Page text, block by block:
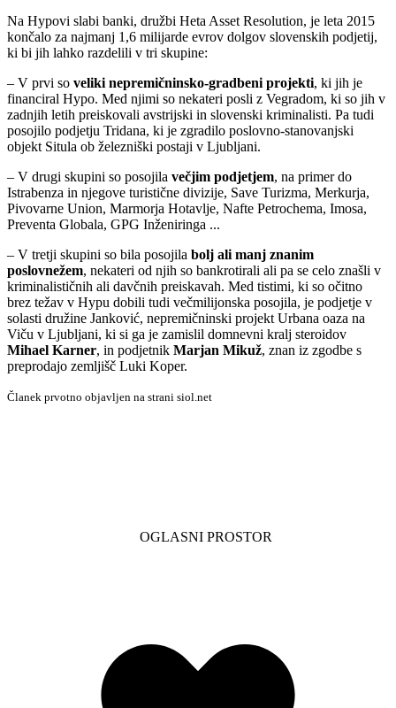
Na Hypovi slabi banki, družbi Heta Asset Resolution, je leta 2015
končalo za najmanj 1,6 milijarde evrov dolgov slovenskih podjetij,
ki bi jih lahko razdelili v tri skupine:
– V prvi so veliki nepremičninsko-gradbeni projekti, ki jih je
financiral Hypo. Med njimi so nekateri posli z Vegradom, ki so jih v
zadnjih letih preiskovali avstrijski in slovenski kriminalisti. Pa tudi
posojilo podjetju Tridana, ki je zgradilo poslovno-stanovanjski
objekt Situla ob železniški postaji v Ljubljani.
– V drugi skupini so posojila večjim podjetjem, na primer do
Istrabenza in njegove turistične divizije, Save Turizma, Merkurja,
Pivovarne Union, Marmorja Hotavlje, Nafte Petrochema, Imosa,
Preventa Globala, GPG Inženiringa ...
– V tretji skupini so bila posojila bolj ali manj znanim
poslovnežem, nekateri od njih so bankrotirali ali pa se celo znašli v
kriminalističnih ali davčnih preiskavah. Med tistimi, ki so očitno
brez težav v Hypu dobili tudi večmilijonska posojila, je podjetje v
solasti družine Janković, nepremičninski projekt Urbana oaza na
Viču v Ljubljani, ki si ga je zamislil domnevni kralj steroidov
Mihael Karner, in podjetnik Marjan Mikuž, znan iz zgodbe s
preprodajo zemljišč Luki Koper.
Članek prvotno objavljen na strani siol.net